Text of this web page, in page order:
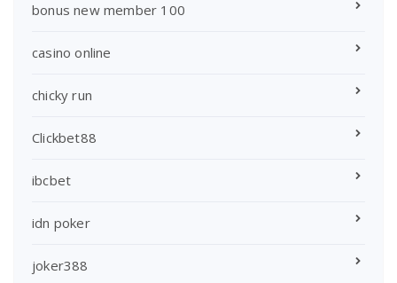
bonus new member 100
casino online
chicky run
Clickbet88
ibcbet
idn poker
joker388